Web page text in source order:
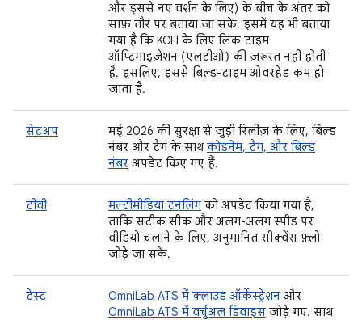
और इससे नए वर्शन के लिए) के बीच के अंतर को
साफ़ तौर पर बताया जा सके. इसमें यह भी बताया
गया है कि KCFI के लिए लिंक टाइम
ऑप्टिमाइज़ेशन (एलटीओ) की ज़रूरत नहीं होती
है. इसलिए, इससे बिल्ड-टाइम ओवरहेड कम हो
जाता है.
सेटअप
मई 2026 की सुरक्षा से जुड़ी रिलीज़ के लिए, बिल्ड
नंबर और टैग के साथकोडनेम, टैग, और बिल्ड
नंबर अपडेट किए गए हैं.
टीवी मल्टीमीडिया टनलिंग को अपडेट किया गया है,
ताकि सटीक सीक और अलग-अलग स्पीड पर
वीडियो चलाने के लिए, अनुमानित सीक्वेंस फ़्लो
जोड़े जा सकें.
टेस्ट OmniLab ATS में क्लाउड ऑर्केस्ट्रेशन और
OmniLab ATS में वर्चुअल डिवाइस जोड़े गए. साथ